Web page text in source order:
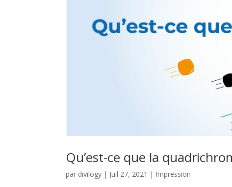
Qu’est-ce que la
par divilogy | Juil 27, 2021 | Impression